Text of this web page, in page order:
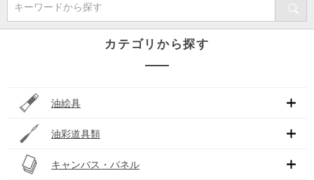
キーワードから探す
カテゴリから探す
油絵具
油彩道具類
キャンバス・パネル